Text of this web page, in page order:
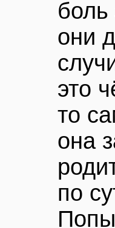
боль
они
это
то
она
по